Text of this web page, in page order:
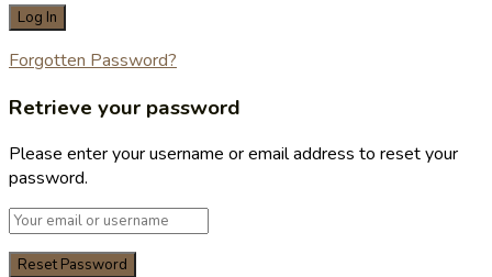
Forgotten Password?
Retrieve your password
Please enter your username or email address to reset your
password.